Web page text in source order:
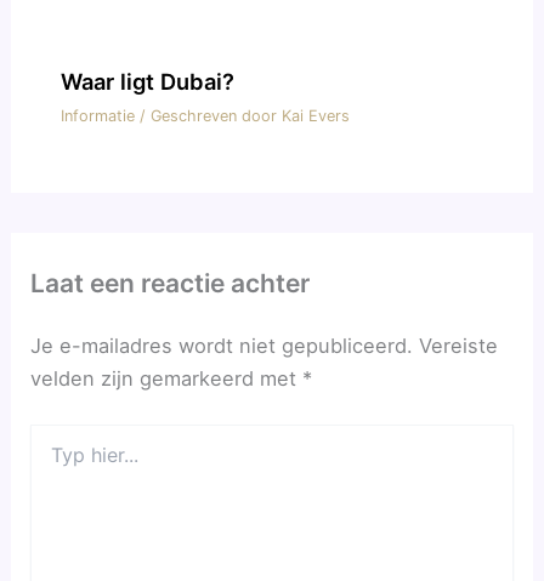
Waar ligt Dubai?
Informatie/ Geschreven door Kai Evers
Laat een reactie achter
Je e-mailadres wordt niet gepubliceerd. Vereiste
velden zijn gemarkeerd met *
hier...